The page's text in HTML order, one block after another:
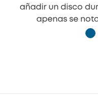
añadir un disco
apenas se